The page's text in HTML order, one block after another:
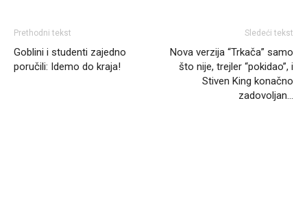
Prethodni tekst
Goblini i studenti zajedno
poručili: Idemo do kraja!
Sledeći tekst
Nova verzija “Trkača” samo
što nije, trejler “pokidao”, i
Stiven King konačno
zadovoljan…